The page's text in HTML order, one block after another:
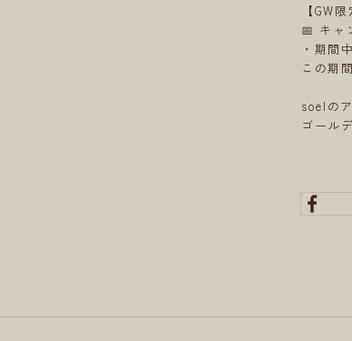
【GW
📅 キャ
・期間
この期
soelの
ゴール